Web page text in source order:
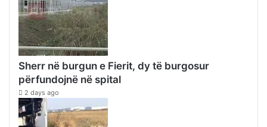
Sherr në burgun e Fierit, dy të burgosur
përfundojnë në spital
2 days ago